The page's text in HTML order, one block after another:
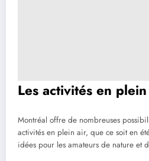
Les activités en
Montréal offre de nombreuses
activités en plein air, que ce soit en
idées pour les amateurs de nature et